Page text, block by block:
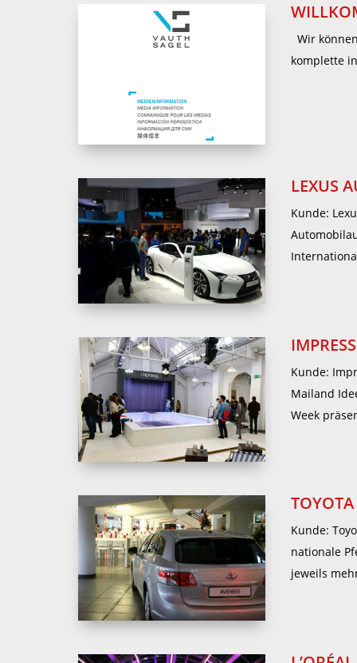
Wir
komplette
LEXUS
Kunde:
IMPRESS
Kunde:
Mailand
Week
TOYOTA
Kunde:
nationale
jeweils